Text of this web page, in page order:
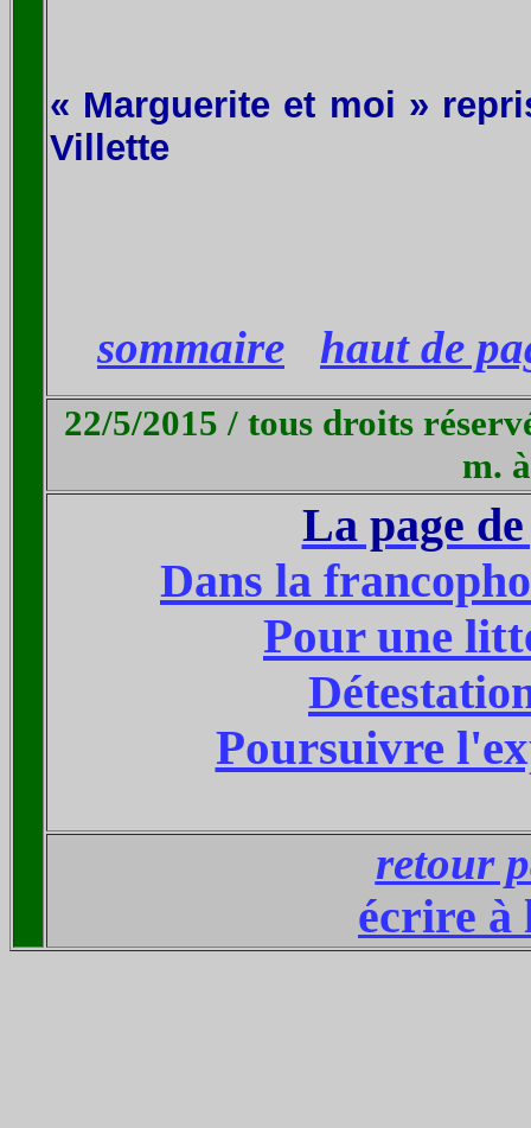
« Marguerite et moi »
Villette
sommaire haut de
22/5/2015 / tous droits
m.
La page
Dans la
Pour une
Poursuivre
retour
écrire à